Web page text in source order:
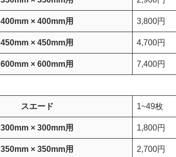
400mm × 400mm用 3,800円
450mm × 450mm用 4,700円
600mm × 600mm用 7,400円
スエード 1~49枚
300mm × 300mm用 1,800円
350mm × 350mm用 2,700円